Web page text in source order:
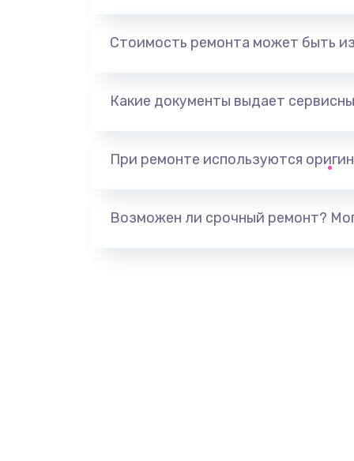
Стоимость ремонта может быть
Какие документы выдает
При ремонте используются
Возможен ли срочный ремонт?